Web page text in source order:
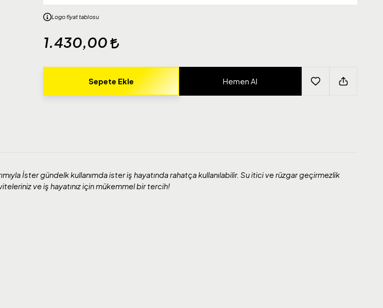
Logo fiyat tablosu
1.430,00
Sepete Ekle Hemen Al
İster gündelk kullanımda ister iş hayatında rahatça kullanılabilir. Su itici ve rüzgar geçirmezlik
ve iş hayatınız için mükemmel bir tercih!